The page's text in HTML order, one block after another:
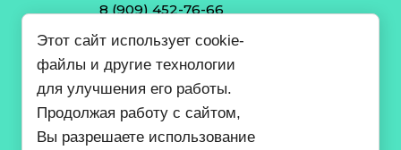
8 (909) 452-76-66
8 (909) 452-76-54
Валерий
8 (918) 663-26-95
Николай
Этот сайт использует cookie-
файлы и другие технологии
для улучшения его работы.
Продолжая работу с сайтом,
Вы разрешаете использование